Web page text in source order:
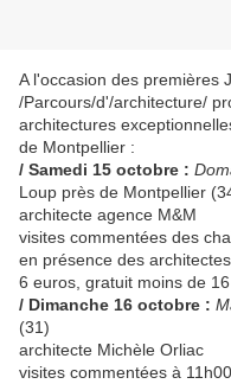
A l'occasion des premières
/Parcours/d'/architecture/
architectures
de Montpellier :
/ Samedi 15 octobre :
Loup près de Montpellier
architecte agence M&M
visites commentées des
en présence des
6 euros, gratuit moins de
/ Dimanche 16 octobre :
(31)
architecte Michèle Orliac
visites commentées à